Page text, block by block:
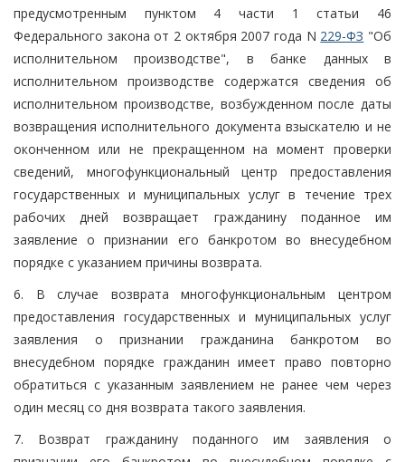
предусмотренным пунктом 4 части 1 статьи 46
Федерального закона от 2 октября 2007 года N 229-ФЗ "Об
исполнительном производстве", в банке данных в
исполнительном производстве содержатся сведения об
исполнительном производстве, возбужденном после даты
возвращения исполнительного документа взыскателю и не
оконченном или не прекращенном на момент проверки
сведений, многофункциональный центр предоставления
государственных и муниципальных услуг в течение трех
рабочих дней возвращает гражданину поданное им
заявление о признании его банкротом во внесудебном
порядке с указанием причины возврата.
6. В случае возврата многофункциональным центром
предоставления государственных и муниципальных услуг
заявления о признании гражданина банкротом во
внесудебном порядке гражданин имеет право повторно
обратиться с указанным заявлением не ранее чем через
один месяц со дня возврата такого заявления.
7. Возврат гражданину поданного им заявления о